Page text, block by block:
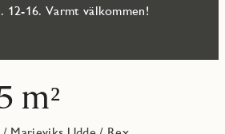
12-16. Varmt välkommen!
m²